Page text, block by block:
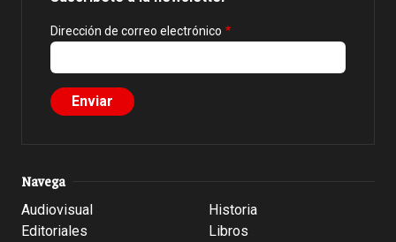
Dirección de correo electrónico
Navega
Audiovisual
Editoriales
Historia
Libros